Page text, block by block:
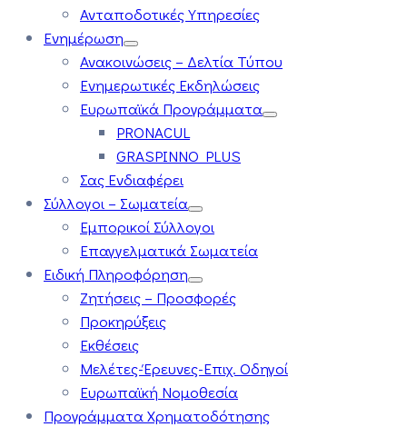
Ανταποδοτικές Υπηρεσίες
Ενημέρωση
Ανακοινώσεις – Δελτία Τύπου
Ενημερωτικές Εκδηλώσεις
Ευρωπαϊκά Προγράμματα
PRONACUL
GRASPINNO PLUS
Σας Ενδιαφέρει
Σύλλογοι – Σωματεία
Εμπορικοί Σύλλογοι
Επαγγελματικά Σωματεία
Ειδική Πληροφόρηση
Ζητήσεις – Προσφορές
Προκηρύξεις
Εκθέσεις
Μελέτες-Έρευνες-Επιχ. Οδηγοί
Ευρωπαϊκή Νομοθεσία
Προγράμματα Χρηματοδότησης